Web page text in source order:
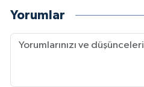
Yorumlar